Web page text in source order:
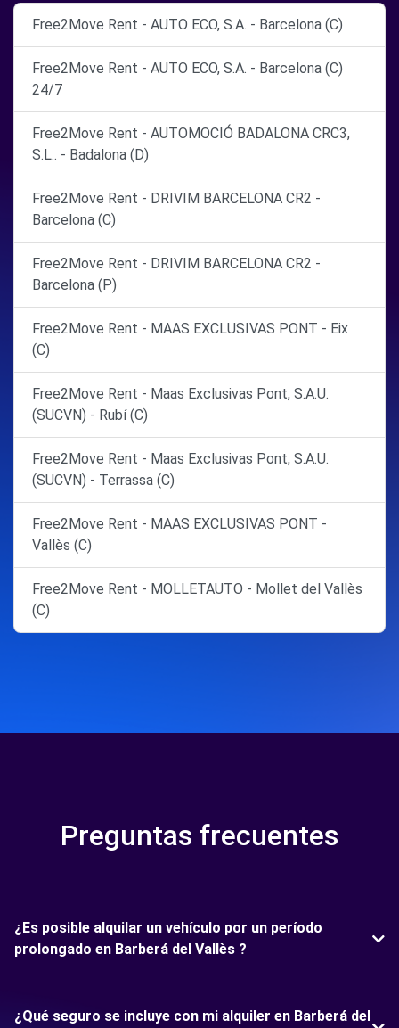
Free2Move Rent - AUTO ECO, S.A. - Barcelona (C)
Free2Move Rent - AUTO ECO, S.A. - Barcelona (C)
24/7
Free2Move Rent - AUTOMOCIÓ BADALONA CRC3,
S.L.. - Badalona (D)
Free2Move Rent - DRIVIM BARCELONA CR2 -
Barcelona (C)
Free2Move Rent - DRIVIM BARCELONA CR2 -
Barcelona (P)
Free2Move Rent - MAAS EXCLUSIVAS PONT - Eix
(C)
Free2Move Rent - Maas Exclusivas Pont, S.A.U.
(SUCVN) - Rubí (C)
Free2Move Rent - Maas Exclusivas Pont, S.A.U.
(SUCVN) - Terrassa (C)
Free2Move Rent - MAAS EXCLUSIVAS PONT -
Vallès (C)
Free2Move Rent - MOLLETAUTO - Mollet del Vallès
(C)
Preguntas frecuentes
¿Es posible alquilar un vehículo por un período
prolongado en Barberá del Vallès ?
¿Qué seguro se incluye con mi alquiler en Barberá del